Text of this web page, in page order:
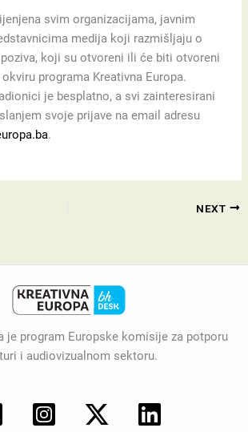
svim organizacijama, javnim
medija koji razmišljaju o
koji su otvoreni ili će biti otvoreni
programa Kreativna Europa.
je besplatno, a svi zainteresirani
svoje prijave na email adresu
.
NEXT
je program Europske komisije za potporu
i audiovizualnom sektoru.